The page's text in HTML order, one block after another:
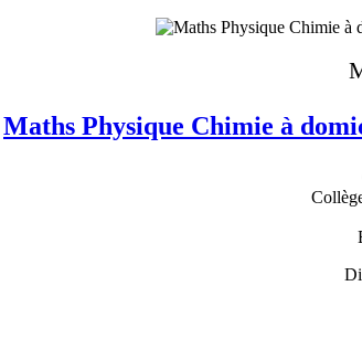
Maths Physique Chimie à